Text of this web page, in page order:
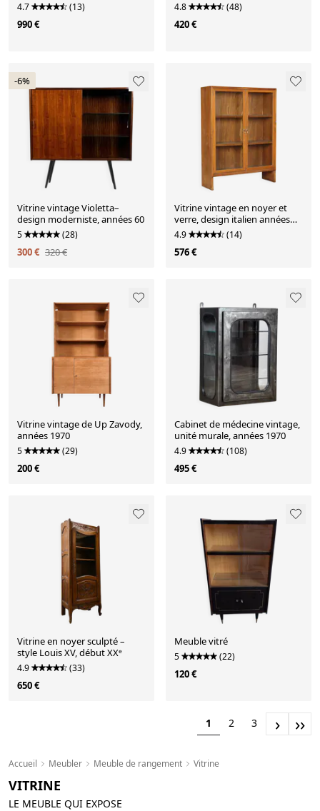
4.7 (13)
990 €
4.8 (48)
420 €
-6%
Vitrine vintage Violetta–
design moderniste, années 60
5 (28)
300 € 320 €
Vitrine vintage en noyer et
verre, design italien années
1950
4.9 (14)
576 €
Vitrine vintage de Up Zavody,
années 1970
5 (29)
200 €
Cabinet de médecine vintage,
unité murale, années 1970
4.9 (108)
495 €
Vitrine en noyer sculpté –
style Louis XV, début XXᵉ
4.9 (33)
650 €
Meuble vitré
5 (22)
120 €
1 2 3 › ››
Accueil Meubler Meuble de rangement Vitrine
VITRINE
LE MEUBLE QUI EXPOSE